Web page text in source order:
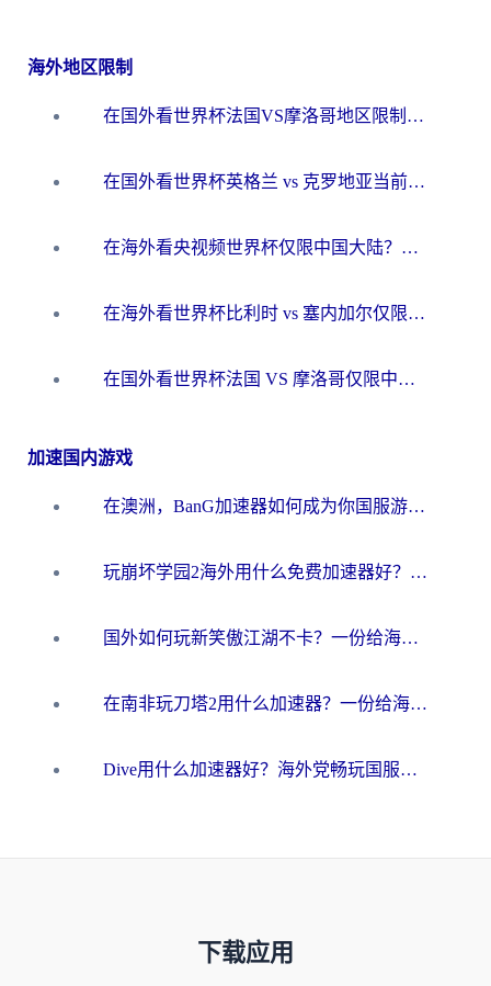
海外地区限制
在国外看世界杯法国VS摩洛哥地区限制？这篇指南让你流畅看中文解说无压力
在国外看世界杯英格兰 vs 克罗地亚当前地区不可播放？这篇指南帮你搞定所有海外观赛难题
在海外看央视频世界杯仅限中国大陆？这篇指南帮你解锁中文解说+无卡顿直播
在海外看世界杯比利时 vs 塞内加尔仅限中国大陆？我找到了最流畅的中文解说之路
在国外看世界杯法国 VS 摩洛哥仅限中国大陆？海外党这样看中文解说赛事不卡顿
加速国内游戏
在澳洲，BanG加速器如何成为你国服游戏的“时光机”？
玩崩坏学园2海外用什么免费加速器好？2026海外党亲测国服游戏加速指南
国外如何玩新笑傲江湖不卡？一份给海外游子的终极网络指南
在南非玩刀塔2用什么加速器？一份给海外游子的终极生存指南
Dive用什么加速器好？海外党畅玩国服游戏的终极避坑指南
下载应用